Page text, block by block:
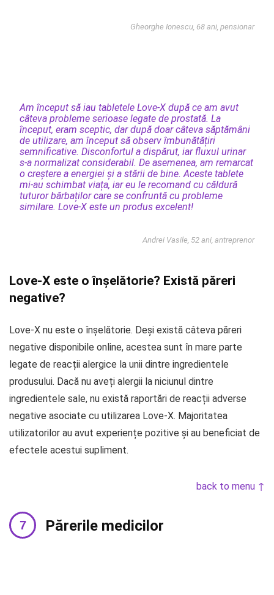
Gheorghe Ionescu, 68 ani, pensionar
Am început să iau tabletele Love-X după ce am avut
câteva probleme serioase legate de prostată. La
început, eram sceptic, dar după doar câteva săptămâni
de utilizare, am început să observ îmbunătățiri
semnificative. Disconfortul a dispărut, iar fluxul urinar
s-a normalizat considerabil. De asemenea, am remarcat
o creștere a energiei și a stării de bine. Aceste tablete
mi-au schimbat viața, iar eu le recomand cu căldură
tuturor bărbaților care se confruntă cu probleme
similare. Love-X este un produs excelent!
Andrei Vasile, 52 ani, antreprenor
Love-X este o înșelătorie? Există păreri
negative?
Love-X nu este o înșelătorie. Deși există câteva păreri
negative disponibile online, acestea sunt în mare parte
legate de reacții alergice la unii dintre ingredientele
produsului. Dacă nu aveți alergii la niciunul dintre
ingredientele sale, nu există raportări de reacții adverse
negative asociate cu utilizarea Love-X. Majoritatea
utilizatorilor au avut experiențe pozitive și au beneficiat de
efectele acestui supliment.
back to menu ↑
Părerile medicilor